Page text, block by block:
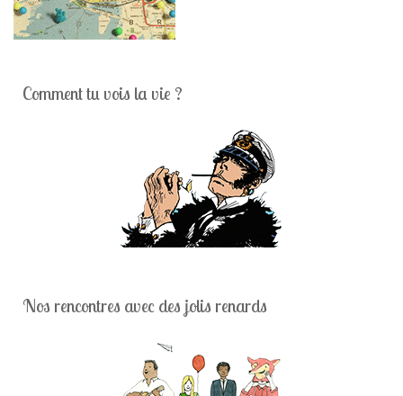
Comment tu vois la vie ?
Nos rencontres avec des jolis renards